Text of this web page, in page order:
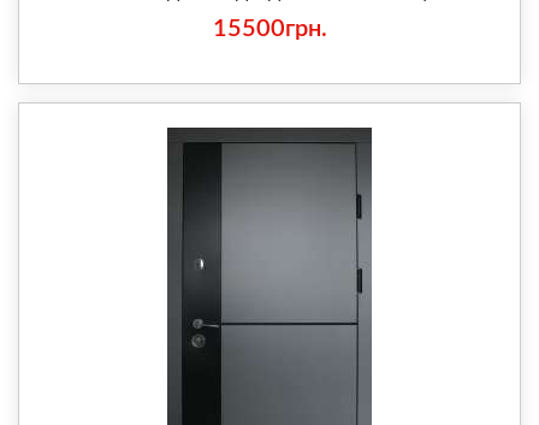
15500грн.